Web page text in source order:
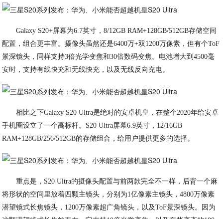
Galaxy S20+屏幕为6.7英寸，8/12GB RAM+128GB/512GB存储空间
配置，组合更丰富。摄像头虽然还是6400万+双1200万像素，但有个ToF
景深镜头，同样支持3倍光学变焦和30倍数码变焦。电池增大到4500毫
安时，支持有线快充和无线快充，以及无线反向充电。
相比之下Galaxy S20 Ultra是绝对的安卓机皇，在整个2020年给安卓
手机圈设立了一个高标杆。S20 Ultra屏幕6.9英寸，12/16GB
RAM+128GB/256/512GB的存储组合，给用户提供更多的选择。
重点是，S20 Ultra的摄像头配置与前两款完全不一样，后背一个麻
将形状的空间里放着四颗主镜头，分别为1亿像素主镜头，4800万像素
潜望镜式长焦镜头，1200万像素超广角镜头，以及ToF景深镜头。因为